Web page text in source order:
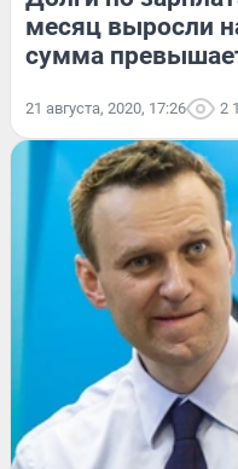
месяц выросли
сумма
21 августа, 2020, 17:26 2